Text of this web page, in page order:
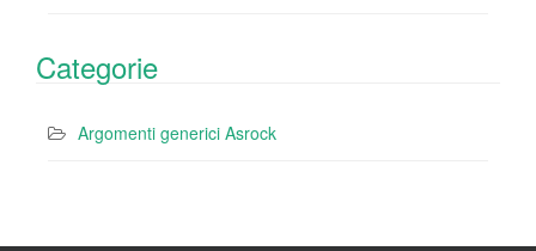
Categorie
Argomenti generici Asrock